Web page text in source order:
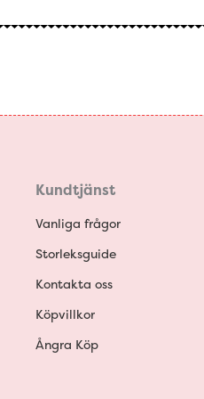
Kundtjänst
Vanliga frågor
Storleksguide
Kontakta oss
Köpvillkor
Ångra Köp